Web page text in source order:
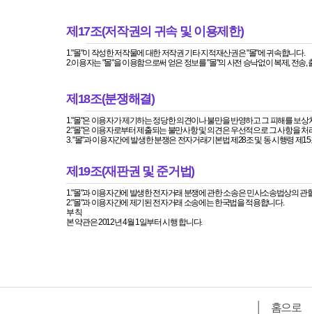
제17조(저작권의 귀속 및 이용제한)
1."몰"이 작성한 저작물에 대한 저작권 기타 지적재산권은 "몰"에 귀속합니다.
2.이용자는 "몰"을 이용함으로써 얻은 정보를 "몰"의 사전 승낙없이 복제, 전
제18조(분쟁해결)
1."몰"은 이용자가 제기하는 정당한 의견이나 불만을 반영하고 그 피해를 보
2."몰"은 이용자로부터 제출되는 불만사항 및 의견은 우선적으로 그 사항을
3. "몰"과 이용자간에 발생한 분쟁은 전자거래기본법 제28조 및 동 시행령 제
제19조(재판권 및 준거법)
1."몰"과 이용자간에 발생한 전자거래 분쟁에 관한 소송은 민사소송법상의 관
2."몰"과 이용자간에 제기된 전자거래 소송에는 한국법을 적용합니다.
부 칙
본 약관은 2012년 4월 1일부터 시행 합니다.
홈으로